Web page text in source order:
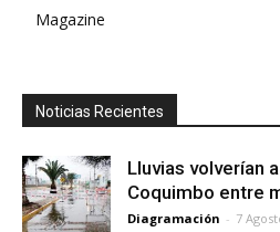
Magazine
Noticias Recientes
Lluvias volverían
Coquimbo entre
Diagramación - 7